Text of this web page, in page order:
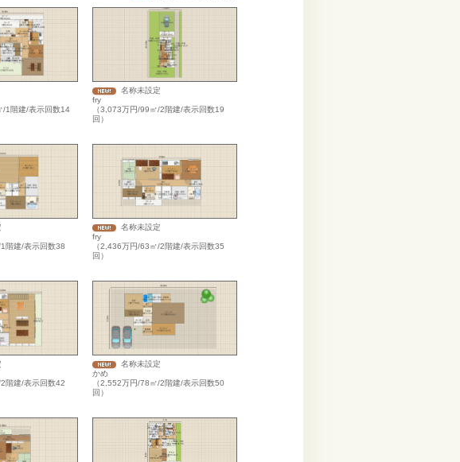
/1階建/表示回数14
名称未設定
fry
（3,073万円/99㎡/2階建/表示回数19
回）
階建/表示回数38
名称未設定
fry
（2,436万円/63㎡/2階建/表示回数35
回）
階建/表示回数42
名称未設定
かめ
（2,552万円/78㎡/2階建/表示回数50
回）